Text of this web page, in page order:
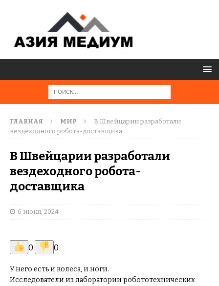
ГЛАВНАЯ МИР
В Швейцарии разработали
вездеходного робота-доставщика
В Швейцарии разработали
вездеходного робота-
доставщика
6 июня, 2024
0 0
У него есть и колеса, и ноги.
Исследователи из лаборатории робототехнических